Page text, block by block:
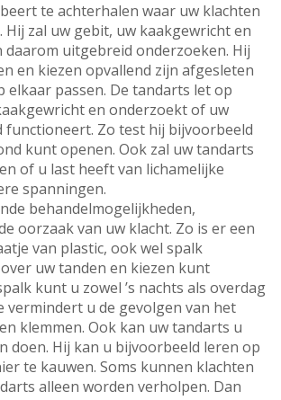
te achterhalen waar uw klachten
Hij zal uw gebit, uw kaakgewricht en
daarom uitgebreid onderzoeken. Hij
en kiezen opvallend zijn afgesleten
elkaar passen. De tandarts let op
en onderzoekt of uw
functioneert. Zo test hij bijvoorbeeld
kunt openen. Ook zal uw tandarts
of u last heeft van lichamelijke
spanningen.
behandelmogelijkheden,
oorzaak van uw klacht. Zo is er een
van plastic, ook wel spalk
uw tanden en kiezen kunt
kunt u zowel ’s nachts als overdag
vermindert u de gevolgen van het
klemmen. Ook kan uw tandarts u
doen. Hij kan u bijvoorbeeld leren op
te kauwen. Soms kunnen klachten
alleen worden verholpen. Dan